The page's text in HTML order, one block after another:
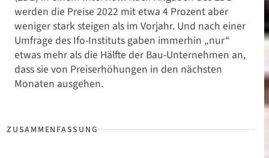
werden die Preise 2022 mit etwa 4 Prozent aber
weniger stark steigen als im Vorjahr. Und nach einer
Umfrage des Ifo-Instituts gaben immerhin „nur“
etwas mehr als die Hälfte der Bau-Unternehmen an,
dass sie von Preiserhöhungen in den nächsten
Monaten ausgehen.